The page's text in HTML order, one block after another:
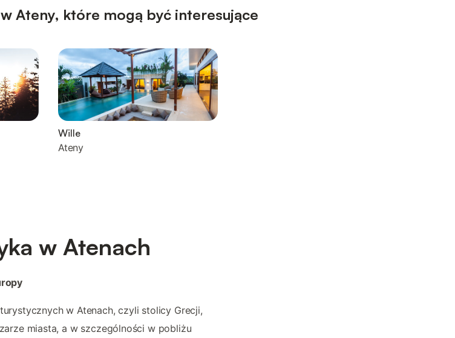
Ateny, które mogą być interesujące
Wille
Ateny
w Atenach
w Atenach, czyli stolicy Grecji,
miasta, a w szczególności w pobliżu